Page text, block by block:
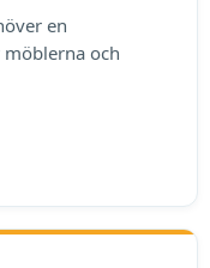
en
och